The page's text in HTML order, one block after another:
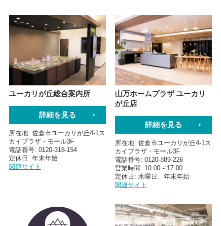
ユーカリが丘総合案内所
詳細を見る
所在地 佐倉市ユーカリが丘4-1ス
カイプラザ・モール3F
電話番号 0120-318-154
定休日
年末年始
関連サイト
山万ホームプラザ ユーカリ
が丘店
詳細を見る
所在地 佐倉市ユーカリが丘4-1ス
カイプラザ・モール3F
電話番号 0120-889-226
営業時間
10:00～17:00
定休日
水曜日、年末年始
関連サイト